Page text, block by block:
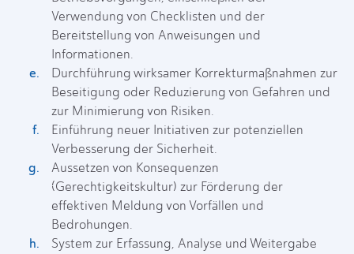
Verwendung von Checklisten und der
Bereitstellung von Anweisungen und
Informationen.
Durchführung wirksamer Korrekturmaßnahmen zur
Beseitigung oder Reduzierung von Gefahren und
zur Minimierung von Risiken.
Einführung neuer Initiativen zur potenziellen
Verbesserung der Sicherheit.
Aussetzen von Konsequenzen
(Gerechtigkeitskultur) zur Förderung der
effektiven Meldung von Vorfällen und
Bedrohungen.
System zur Erfassung, Analyse und Weitergabe